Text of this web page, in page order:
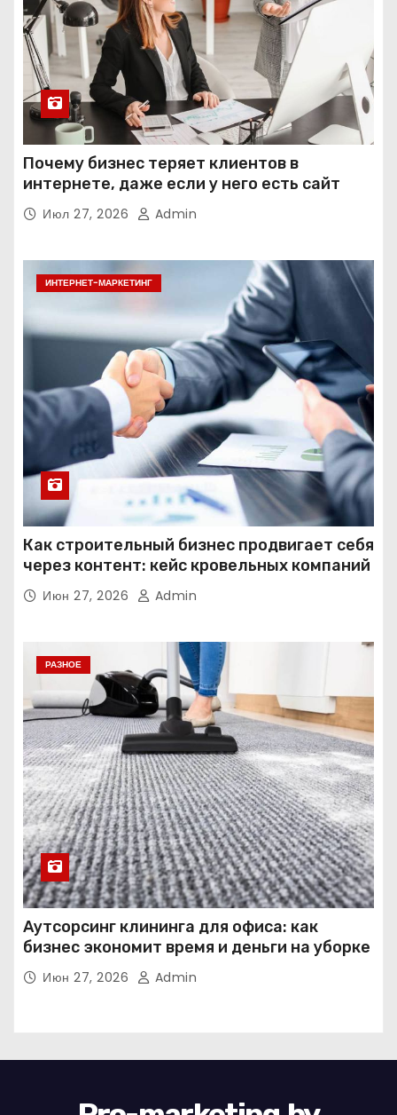
Почему бизнес теряет клиентов в
интернете, даже если у него есть сайт
Июл 27, 2026 Admin
ИНТЕРНЕТ-МАРКЕТИНГ
Как строительный бизнес продвигает себя
через контент: кейс кровельных компаний
Июн 27, 2026 Admin
РАЗНОЕ
Аутсорсинг клининга для офиса: как
бизнес экономит время и деньги на уборке
Июн 27, 2026 Admin